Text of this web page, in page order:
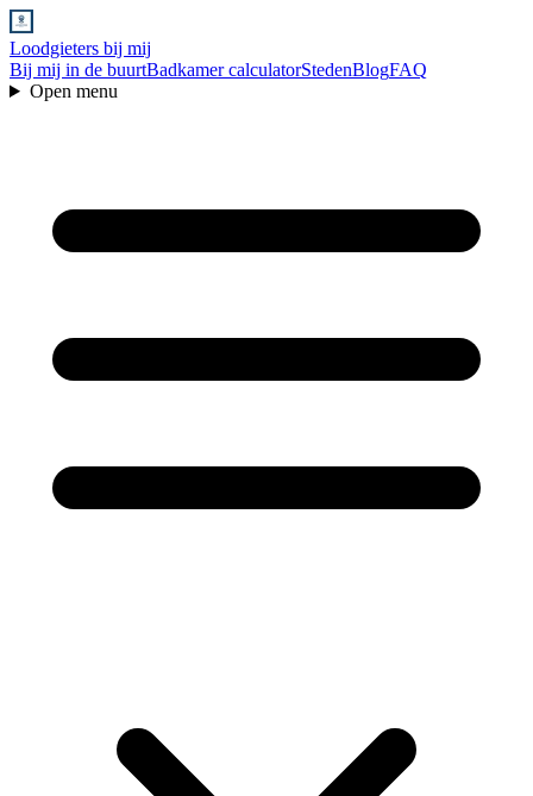
Loodgieters bij mij
Bij mij in de buurtBadkamer calculatorStedenBlogFAQ
Open menu